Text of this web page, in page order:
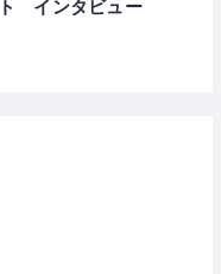
インタビュー